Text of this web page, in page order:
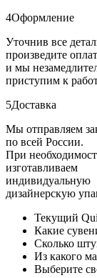
4Оформление
Уточнив все
произведите
и мы
приступим к
5Доставка
Мы отправляем
по всей России.
При
изготавливаем
индивидуальную
дизайнерскую
Текущий
Какие
Сколько
Из какого
Выберите